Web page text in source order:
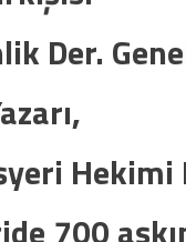
Der.
700